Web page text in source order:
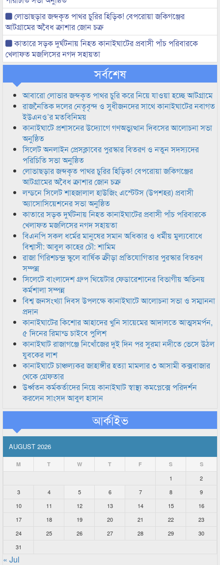
লোভাছড়ার জব্দকৃত পাথর চুরির হিড়িক! বেপরোয়া জকিগঞ্জের
আটগ্রামের অবৈধ ক্রাশার জোন চক্র
কাতারে সড়ক দুর্ঘটনায় নিহত কানাইঘাটের প্রবাসী পাঁচ পরিবারকে
খেলাফত মজলিসের নগদ সহায়তা
সর্বশেষ
আবারো লোভার জব্দকৃত পাথর চুরি করে নিয়ে যাওয়া হচ্ছে আটগ্রামে
রাজনৈতিক দলের নেতৃবৃন্দ ও সুধীজনদের সাথে কানাইঘাটের নবাগত
ইউএনও’র মতবিনিময়
কানাইঘাটে প্রশাসনের উদ্যোগে গণঅভ্যুত্থান দিবসের আলোচনা সভা
অনুষ্ঠিত
সিলেট অনলাইন প্রেসক্লাবের পুরস্কার বিতরণ ও নতুন সদস্যদের
পরিচিতি সভা অনুষ্ঠিত
লোভাছড়ার জব্দকৃত পাথর চুরির হিড়িক! বেপরোয়া জকিগঞ্জের
আটগ্রামের অবৈধ ক্রাশার জোন চক্র
লন্ডনে সিলেট শাহজালাল হাউজিং এস্টেটস (উপশহর) প্রবাসী
অ্যাসোসিয়েশনের সভা অনুষ্ঠিত
কাতারে সড়ক দুর্ঘটনায় নিহত কানাইঘাটের প্রবাসী পাঁচ পরিবারকে
খেলাফত মজলিসের নগদ সহায়তা
বিএনপি সকল ধর্মের মানুষের সমান অধিকার ও ধর্মীয় মুল্যবোধে
বিশ্বাসী: আবুল কাহের চৌ: শামিম
রাজা গিরিশচন্দ্র স্কুলে বার্ষিক ক্রীড়া প্রতিযোগিতার পুরস্কার বিতরণ
সম্পন্ন
সিলেটে বাংলাদেশ গ্রুপ থিয়েটার ফেডারেশানের বিভাগীয় অভিনয়
কর্মশালা সম্পন্ন
বিশ্ব জনসংখ্যা দিবস উপলক্ষে কানাইঘাটে আলোচনা সভা ও সম্মাননা
প্রদান
কানাইঘাটের কিশোর আহাদের খুনি সায়েমের আদালতে আত্মসমর্পন,
৫ দিনের রিমান্ড চাইবে পুলিশ
কানাইঘাট রাজাগঞ্জে নিখোঁজের দুই দিন পর সুরমা নদীতে ভেসে উঠল
যুবকের লাশ
কানাইঘাটে চাঞ্চল্যকর জাহাঙ্গীর হত্যা মামলার ৩ আসামী কক্সবাজার
থেকে গ্রেফতার
উর্ধ্বতন কর্মকর্তাদের নিয়ে কানাইঘাট স্বাস্থ্য কমপ্লেক্সে পরিদর্শন
করলেন সাংসদ আবুল হাসান
আর্কাইভ
AUGUST 2026
M T W T F S S
1
2
3
4 5 6 7 8
9
10
11 12 13 14 15
16
17
18 19 20 21 22
23
24
25 26 27 28 29
30
31
« Jul